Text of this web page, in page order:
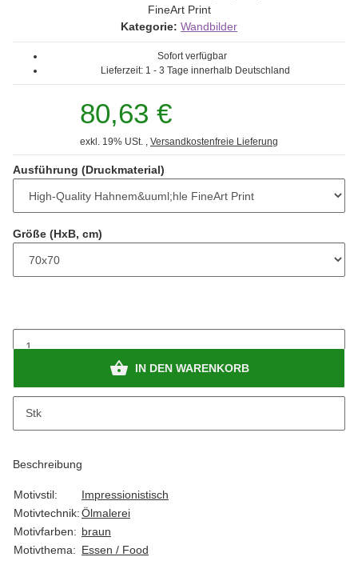
FineArt Print
Kategorie: Wandbilder
Sofort verfügbar
Lieferzeit: 1 - 3 Tage innerhalb Deutschland
80,63 €
exkl. 19% USt. , Versandkostenfreie Lieferung
Ausführung (Druckmaterial)
Größe (HxB, cm)
Stk
IN DEN WARENKORB
Beschreibung
Motivstil:
Impressionistisch
Motivtechnik:Ölmalerei
Motivfarben: braun
Motivthema: Essen / Food